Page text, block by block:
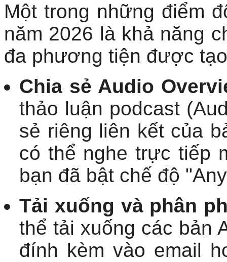
Một trong những điểm
năm 2026 là khả năng
đa phương tiện được
Chia sẻ Audio
thảo luận podcast
sẻ riêng liên kết của
có thể nghe trực tiếp
bạn đã bật chế độ
Tải xuống và phân
thể tải xuống các bản
đính kèm vào email